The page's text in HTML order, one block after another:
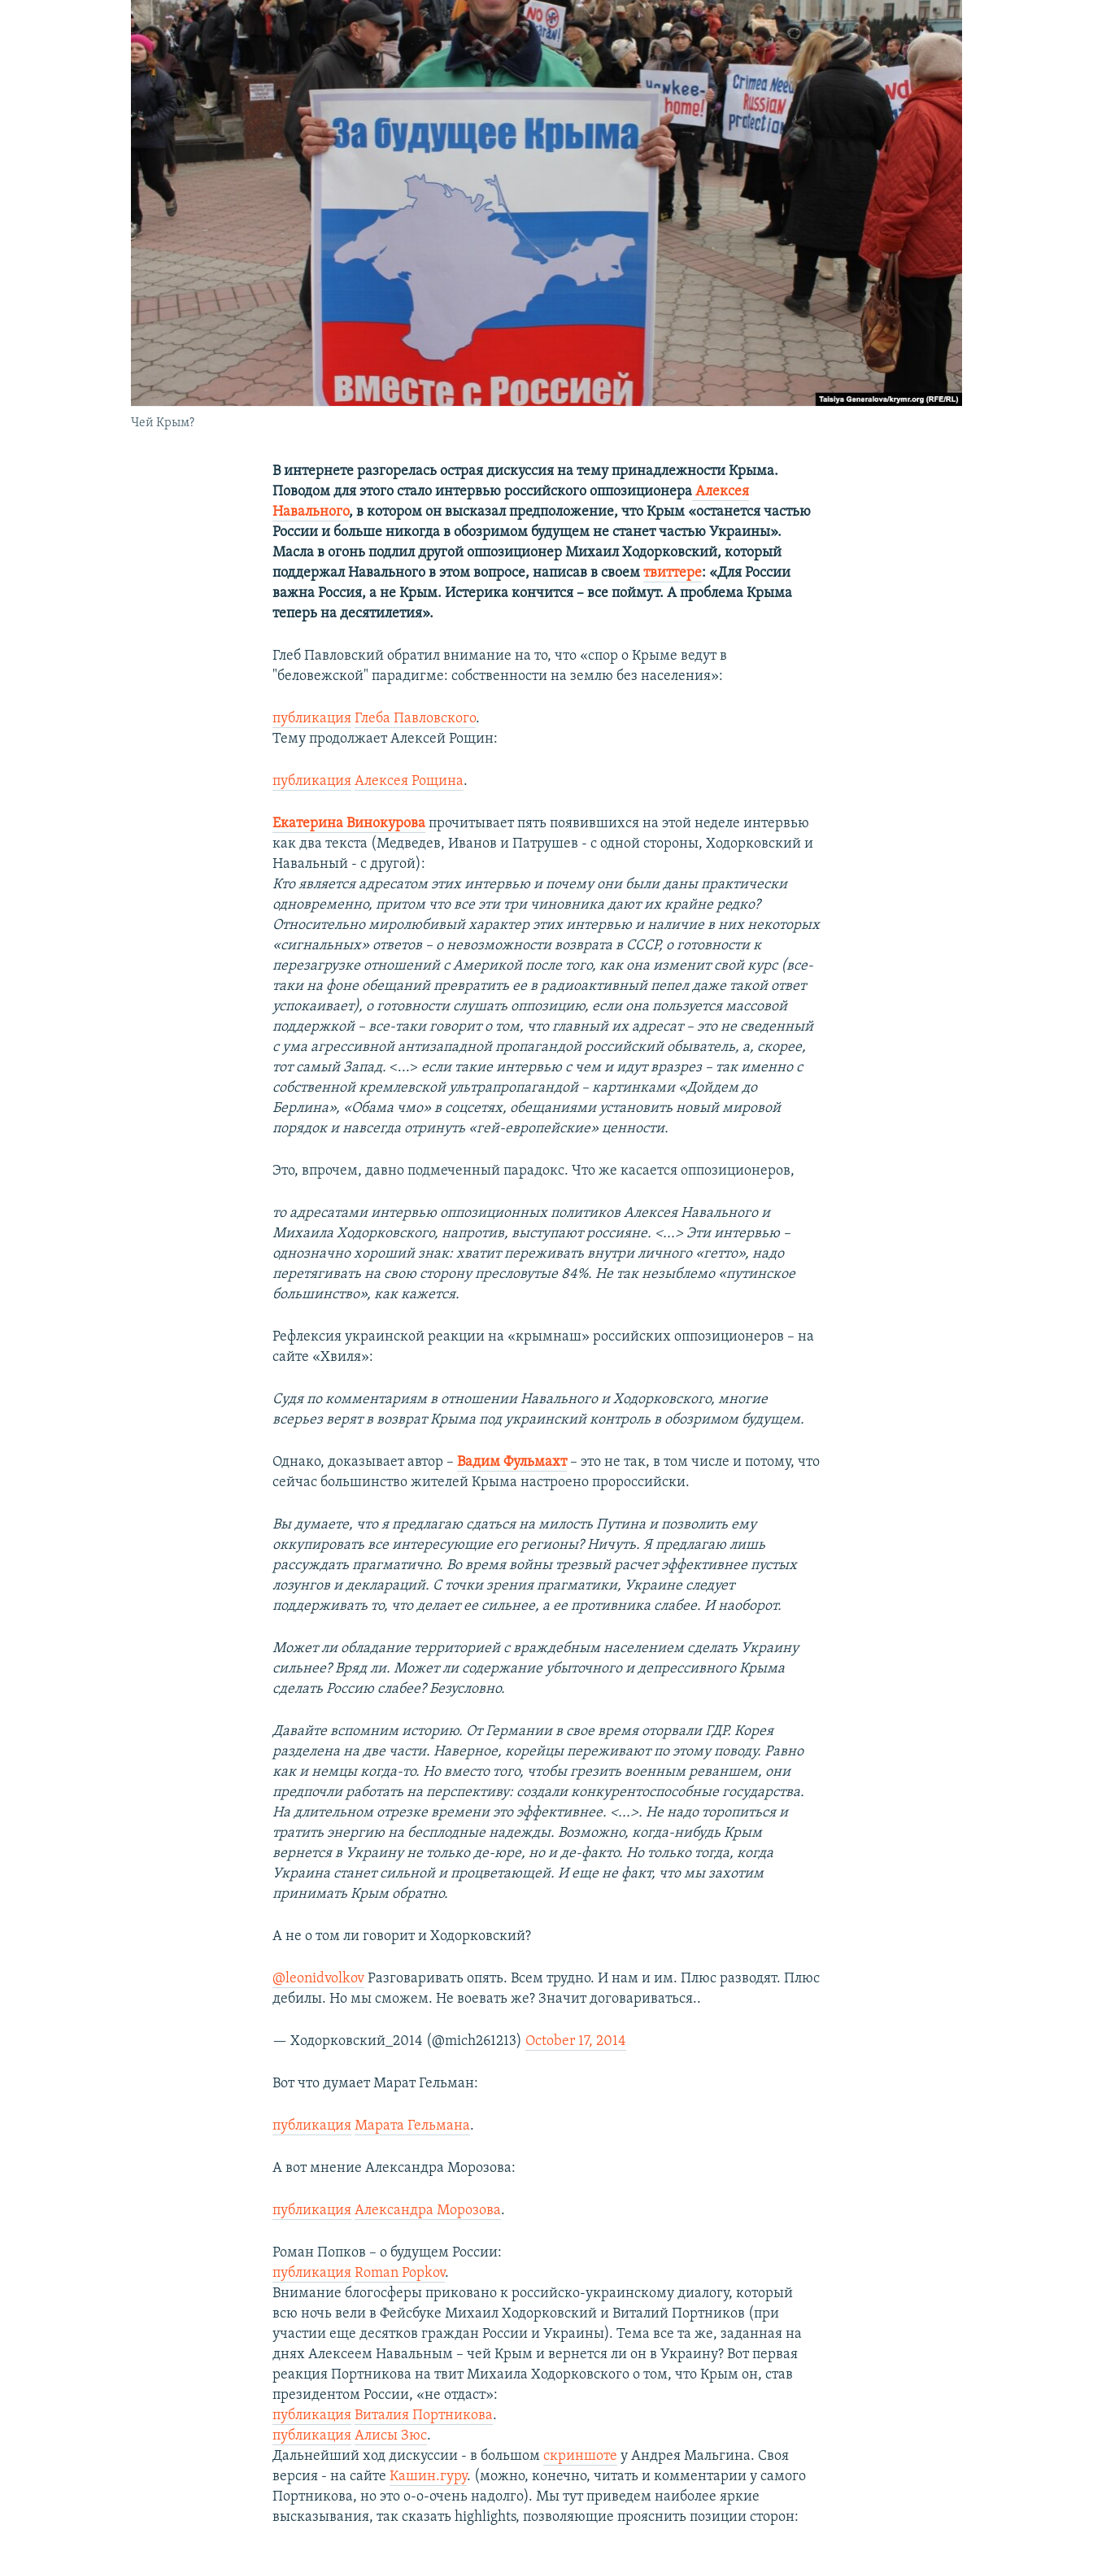
КРЫМ.НЕПОКОРЕННЫЙ
УКРАИНСКАЯ ПРОБЛЕМА КРЫМА
Чей Крым?
В интернете разгорелась острая дискуссия на тему принадлежности Крыма.
Поводом для этого стало интервью российского оппозиционера Алексея
Навального, в котором он высказал предположение, что Крым «останется частью
России и больше никогда в обозримом будущем не станет частью Украины».
Масла в огонь подлил другой оппозиционер Михаил Ходорковский, который
поддержал Навального в этом вопросе, написав в своемтвиттере: «Для России
важна Россия, а не Крым. Истерика кончится – все поймут. А проблема Крыма
теперь на десятилетия».
Глеб Павловский обратил внимание на то, что «спор о Крыме ведут в
"беловежской" парадигме: собственности на землю без населения»:
публикация Глеба Павловского.
Тему продолжает Алексей Рощин:
публикация Алексея Рощина.
Екатерина Винокурова прочитывает пять появившихся на этой неделе интервью
как два текста (Медведев, Иванов и Патрушев - с одной стороны, Ходорковский и
Навальный - с другой):
Кто является адресатом этих интервью и почему они были даны практически
одновременно, притом что все эти три чиновника дают их крайне редко?
Относительно миролюбивый характер этих интервью и наличие в них некоторых
«сигнальных» ответов – о невозможности возврата в СССР, о готовности к
перезагрузке отношений с Америкой после того, как она изменит свой курс (все-
таки на фоне обещаний превратить ее в радиоактивный пепел даже такой ответ
успокаивает), о готовности слушать оппозицию, если она пользуется массовой
поддержкой – все-таки говорит о том, что главный их адресат – это не сведенный
с ума агрессивной антизападной пропагандой российский обыватель, а, скорее,
тот самый Запад. <...> если такие интервью с чем и идут вразрез – так именно с
собственной кремлевской ультрапропагандой – картинками «Дойдем до
Берлина», «Обама чмо» в соцсетях, обещаниями установить новый мировой
порядок и навсегда отринуть «гей-европейские» ценности.
Это, впрочем, давно подмеченный парадокс. Что же касается оппозиционеров,
то адресатами интервью оппозиционных политиков Алексея Навального и
Михаила Ходорковского, напротив, выступают россияне. <...> Эти интервью –
однозначно хороший знак: хватит переживать внутри личного «гетто», надо
перетягивать на свою сторону пресловутые 84%. Не так незыблемо «путинское
большинство», как кажется.
Рефлексия украинской реакции на «крымнаш» российских оппозиционеров – на
сайте «Хвиля»:
Судя по комментариям в отношении Навального и Ходорковского, многие
всерьез верят в возврат Крыма под украинский контроль в обозримом будущем.
Однако, доказывает автор –Вадим Фульмахт– это не так, в том числе и потому, что
сейчас большинство жителей Крыма настроено пророссийски.
Вы думаете, что я предлагаю сдаться на милость Путина и позволить ему
оккупировать все интересующие его регионы? Ничуть. Я предлагаю лишь
рассуждать прагматично. Во время войны трезвый расчет эффективнее пустых
лозунгов и деклараций. С точки зрения прагматики, Украине следует
поддерживать то, что делает ее сильнее, а ее противника слабее. И наоборот.
Может ли обладание территорией с враждебным населением сделать Украину
сильнее? Вряд ли. Может ли содержание убыточного и депрессивного Крыма
сделать Россию слабее? Безусловно.
Давайте вспомним историю. От Германии в свое время оторвали ГДР. Корея
разделена на две части. Наверное, корейцы переживают по этому поводу. Равно
как и немцы когда-то. Но вместо того, чтобы грезить военным реваншем, они
предпочли работать на перспективу: создали конкурентоспособные государства.
На длительном отрезке времени это эффективнее. <...>. Не надо торопиться и
тратить энергию на бесплодные надежды. Возможно, когда-нибудь Крым
вернется в Украину не только де-юре, но и де-факто. Но только тогда, когда
Украина станет сильной и процветающей. И еще не факт, что мы захотим
принимать Крым обратно.
А не о том ли говорит и Ходорковский?
@leonidvolkov Разговаривать опять. Всем трудно. И нам и им. Плюс разводят. Плюс
дебилы. Но мы сможем. Не воевать же? Значит договариваться..
— Ходорковский_2014 (@mich261213) October 17, 2014
Вот что думает Марат Гельман:
публикация Марата Гельмана.
А вот мнение Александра Морозова:
публикация Александра Морозова.
Роман Попков – о будущем России:
публикация Roman Popkov.
Внимание блогосферы приковано к российско-украинскому диалогу, который
всю ночь вели в Фейсбуке Михаил Ходорковский и Виталий Портников (при
участии еще десятков граждан России и Украины). Тема все та же, заданная на
днях Алексеем Навальным – чей Крым и вернется ли он в Украину? Вот первая
реакция Портникова на твит Михаила Ходорковского о том, что Крым он, став
президентом России, «не отдаст»:
публикация Виталия Портникова.
публикация Алисы Зюс.
Дальнейший ход дискуссии - в большомскриншоте у Андрея Мальгина. Своя
версия - на сайтеКашин.гуру. (можно, конечно, читать и комментарии у самого
Портникова, но это о-о-очень надолго). Мы тут приведем наиболее яркие
высказывания, так сказать highlights, позволяющие прояснить позиции сторон: